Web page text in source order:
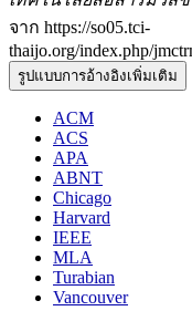
จาก https://so05.tci-
thaijo.org/index.php/
รูปแบบการอ้างอิงเพิ่มเติม
ACM
ACS
APA
ABNT
Chicago
Harvard
IEEE
MLA
Turabian
Vancouver